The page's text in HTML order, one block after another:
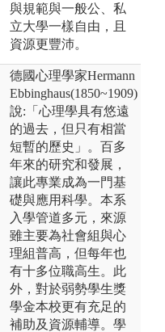
與規範與一般公、私
立大學一樣自由，且
資源更豐沛。
德國心理學家Hermann
Ebbinghaus(1850~1909)
說:「心理學具有悠遠
的過去，但只有相當
短暫的歷史」。百多
年來的研究和發展，
讓此專業成為一門基
礎與應用科學。本系
入學管道多元，來源
雖主要為社會組與心
理組普高，但每年也
有十多位職高生。此
外，對於弱勢學生獎
學金本校更有充足的
補助及資源輔導。學